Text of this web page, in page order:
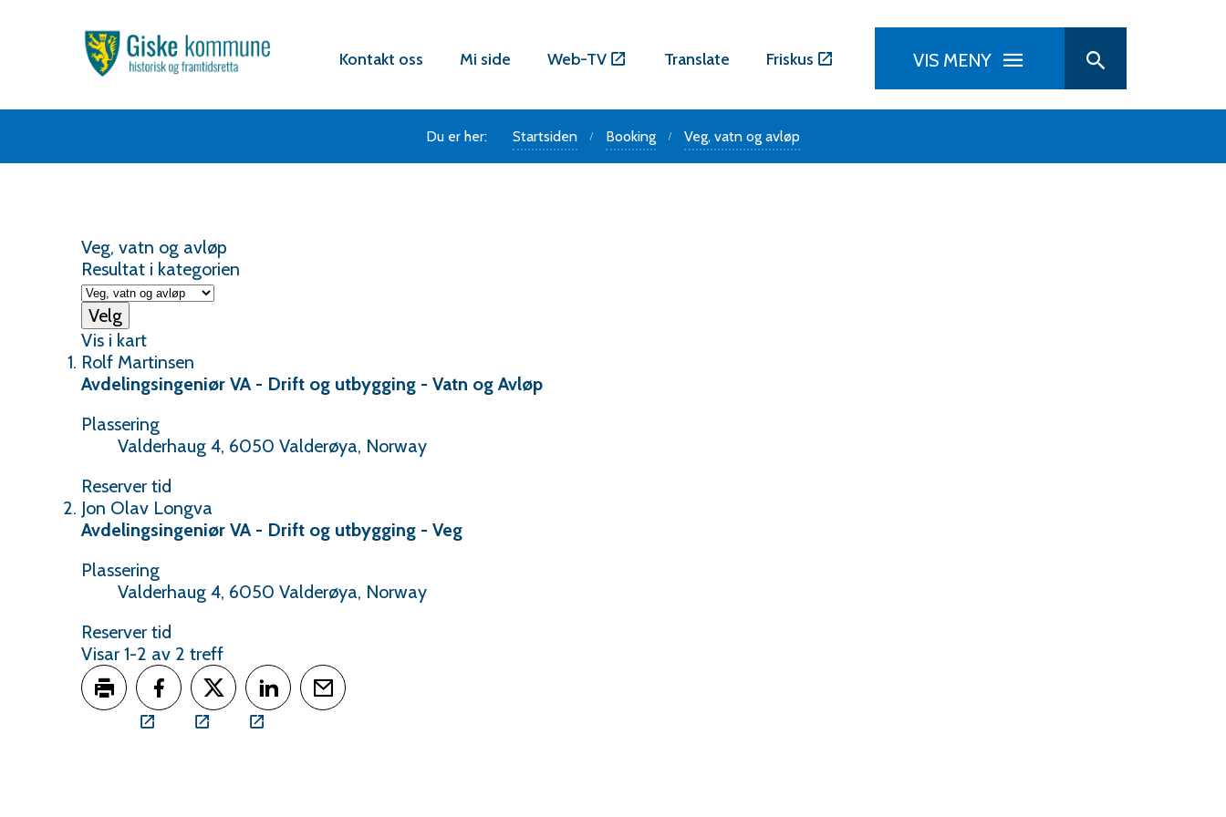
Verktøy
Kontakt oss Mi side Web-TV Translate Friskus VIS MENY
Du er her: Startsiden Booking Veg, vatn og avløp
Veg, vatn og avløp
Resultat i kategorien
Velg
Vis i kart
Rolf Martinsen
Avdelingsingeniør VA - Drift og utbygging - Vatn og Avløp
Plassering
Valderhaug 4, 6050 Valderøya, Norway
Reserver tid
Martinsen
Jon Olav Longva
Avdelingsingeniør VA - Drift og utbygging - Veg
Plassering
Valderhaug 4, 6050 Valderøya, Norway
Reserver tid
Olav
Longva
Visar 1-2 av 2 treff
Del på Facebook
Del på TwitterDel på LinkedIn